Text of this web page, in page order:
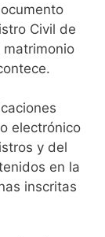
Civil de
electrónico
y del
en la
inscritas